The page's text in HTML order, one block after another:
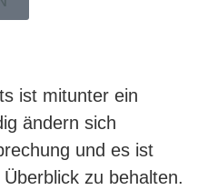
ist mitunter ein
ändern sich
und es ist
zu behalten.